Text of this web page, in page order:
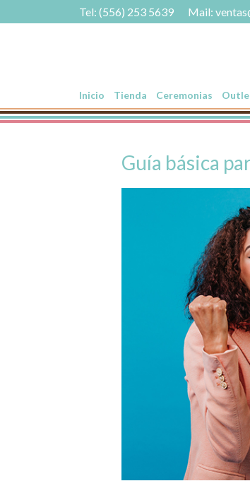
Tel: (556) 253 5639 Mail:
Inicio Tienda Ceremonias
Guía básica